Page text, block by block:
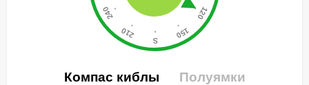
Компас киблы Полуямки